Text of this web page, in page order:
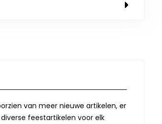
van meer nieuwe artikelen, er
feestartikelen voor elk